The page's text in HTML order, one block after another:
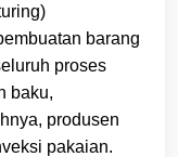
barang
proses
baku,
produsen
pakaian.